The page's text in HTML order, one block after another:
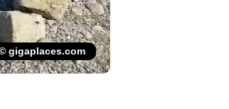
gigaplaces.com